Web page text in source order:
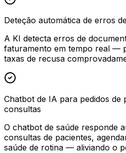
Deteção automática de erros
A KI detecta erros de
faturamento em tempo real —
taxas de recusa
Chatbot de IA para pedidos de
consultas
O chatbot de saúde responde
consultas de pacientes,
saúde de rotina — aliviando o